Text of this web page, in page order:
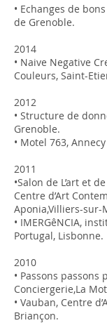
• Echanges de
de Grenoble.
2014
• Naive Negative
Couleurs, Saint-
2012
• Structure de
Grenoble.
• Motel 763, Annecy
2011
•Salon de L’art et
Centre d’Art
Aponia,Villiers-sur-
• IMERGêNCIA,
Portugal, Lisbonne.
2010
• Passons passons
Conciergerie,La
• Vauban, Centre
Briançon.